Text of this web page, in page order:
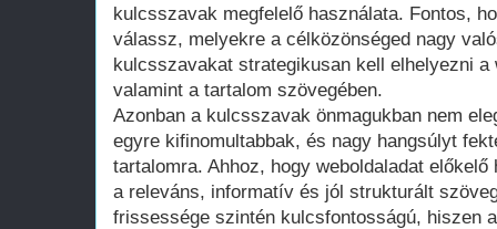
kulcsszavak megfelelő használata. Fontos,
válassz, melyekre a célközönséged nagy
kulcsszavakat strategikusan kell elhelyezni
valamint a tartalom szövegében.
Azonban a kulcsszavak önmagukban nem
egyre kifinomultabbak, és nagy hangsúlyt
tartalomra. Ahhoz, hogy weboldaladat
a releváns, informatív és jól strukturált
frissessége szintén kulcsfontosságú, hiszen